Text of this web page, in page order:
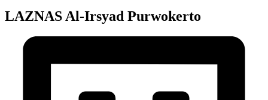
LAZNAS Al-Irsyad Purwokerto